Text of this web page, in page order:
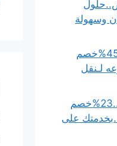
وسهولة
شركة نقل عفش بالخرج بـ45%خصم
لـنقل
شركة تخزين اثاث بالرياض..23%خصم
على